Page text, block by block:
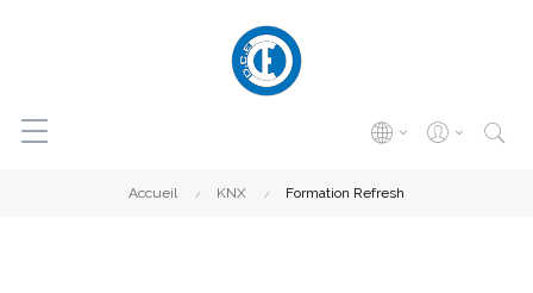
Accueil KNX Formation Refresh